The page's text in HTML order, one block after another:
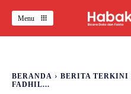
Menu
BERANDA BERITA TERKINI
FADHIL...